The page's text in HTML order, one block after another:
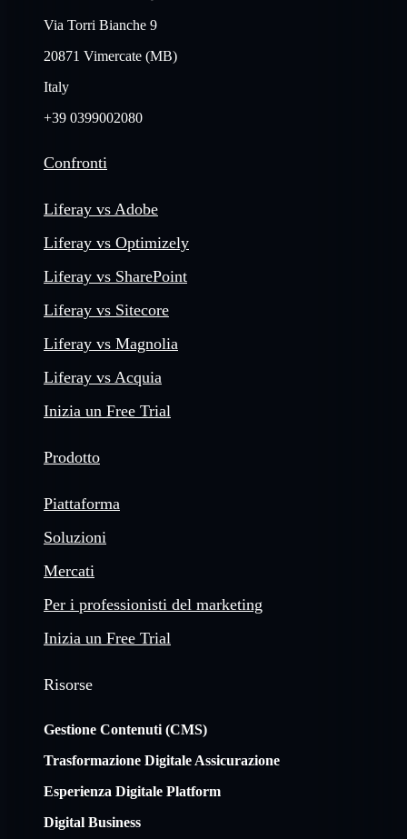
Via Torri Bianche 9
20871 Vimercate (MB)
Italy
+39 0399002080
Confronti
Liferay vs Adobe
Liferay vs Optimizely
Liferay vs SharePoint
Liferay vs Sitecore
Liferay vs Magnolia
Liferay vs Acquia
Inizia un Free Trial
Prodotto
Piattaforma
Soluzioni
Mercati
Per i professionisti del marketing
Inizia un Free Trial
Risorse
Gestione Contenuti (CMS)
Trasformazione Digitale Assicurazione
Esperienza Digitale Platform
Digital Business